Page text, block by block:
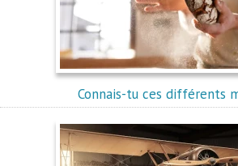
Connais-tu ces différents